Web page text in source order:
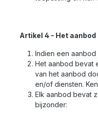
Artikel 4 - Het aanbod
Indien een
Het aanbod bevat
van het aanbod
en/of diensten.
Elk aanbod bevat
bijzonder: